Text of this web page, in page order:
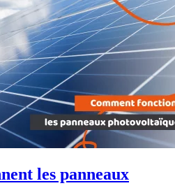
les panneaux